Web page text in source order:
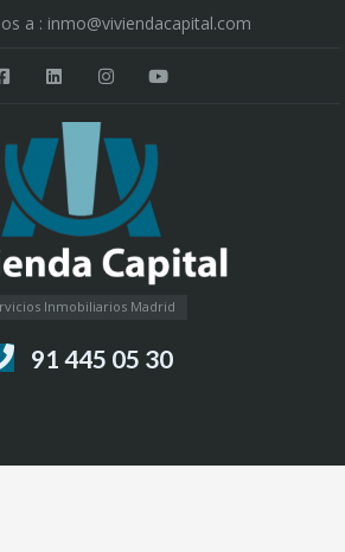
a : inmo@viviendacapital.com
Inmobiliarios Madrid
91 445 05 30